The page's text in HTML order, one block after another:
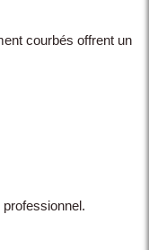
courbés offrent un